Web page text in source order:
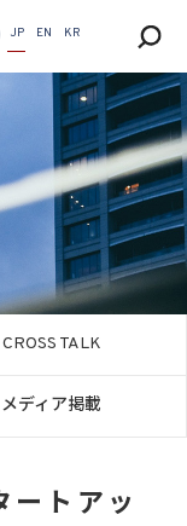
JP EN KR
CROSS TALK
メディア掲載
ートアッ